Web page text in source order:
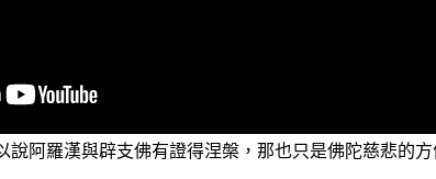
典上怎麼說，我們舉一段經文來說。
勝鬘經》，卷一中有這樣的開示：「唯有如來應正
勝鬘師子吼一乘大方便方廣經》）
其實沒有得涅槃，沒有證涅槃，因為只有如來應正等
阿羅漢與辟支佛有證得涅槃，那也只是佛陀慈悲的方